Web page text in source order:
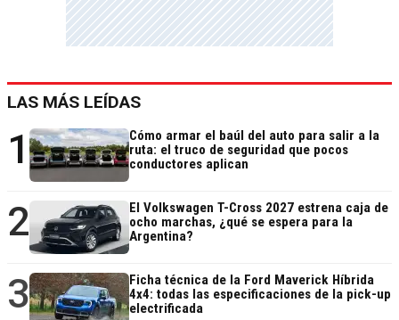
LAS MÁS LEÍDAS
1
Cómo armar el baúl del auto para salir a la
ruta: el truco de seguridad que pocos
conductores aplican
2
El Volkswagen T-Cross 2027 estrena caja de
ocho marchas, ¿qué se espera para la
Argentina?
3
Ficha técnica de la Ford Maverick Híbrida
4x4: todas las especificaciones de la pick-up
electrificada